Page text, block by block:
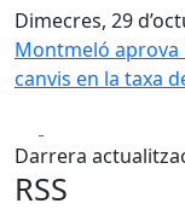
Dimecres, 29
Montmeló aprova
canvis en la taxa
Darrera
RSS